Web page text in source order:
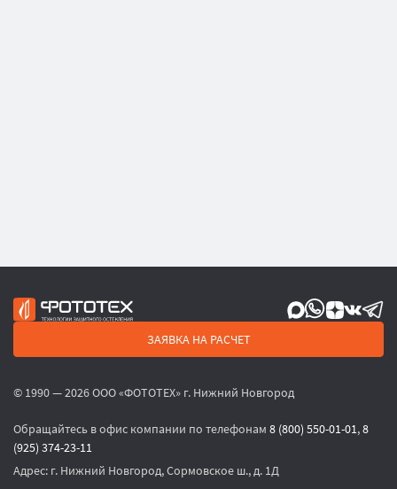
ЗАЯВКА НА РАСЧЕТ
© 1990 — 2026 ООО «ФОТОТЕХ» г. Нижний Новгород
Обращайтесь в офис компании по телефонам 8 (800) 550-01-01,8
(925) 374-23-11
Адрес: г. Нижний Новгород, Сормовское ш., д. 1Д